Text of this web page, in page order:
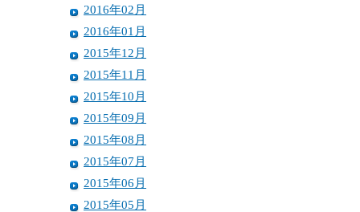
2016年02月
2016年01月
2015年12月
2015年11月
2015年10月
2015年09月
2015年08月
2015年07月
2015年06月
2015年05月